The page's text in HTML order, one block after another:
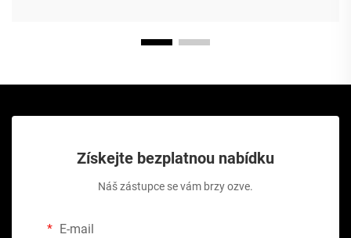
Získejte bezplatnou nabídku
Náš zástupce se vám brzy ozve.
E-mail